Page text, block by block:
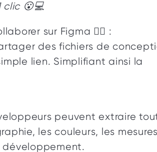
clic 😮💻
sur Figma 👇🏼 :
des fichiers de
lien. Simplifiant ainsi la
peuvent extraire
les couleurs, les
développement.